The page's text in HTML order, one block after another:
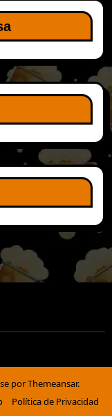
porThemeansar.
Política de Privacidad